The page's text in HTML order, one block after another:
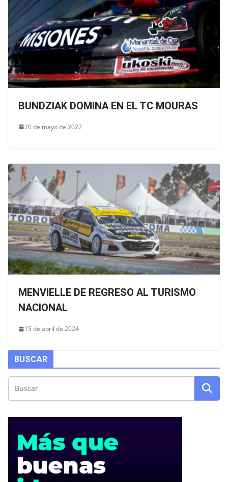
BUNDZIAK DOMINA EN EL TC MOURAS
20 de mayo de 2022
MENVIELLE DE REGRESO AL TURISMO
NACIONAL
15 de abril de 2024
BUSCAR